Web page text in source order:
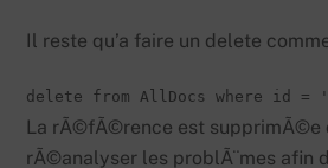
Il reste qu’a faire un delete
delete from AllDocs where id =
La rÃ©fÃ©rence est supprimÃ©e
rÃ©analyser les problÃ¨mes afin